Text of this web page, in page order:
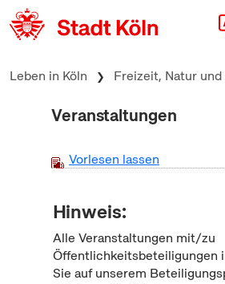
zum Inhalt springen
Leben in Köln Freizeit, Natur
Veranstaltungen
Vorlesen lassen
Hinweis:
Alle Veranstaltungen mit/zu
Öffentlichkeitsbeteiligungen
Sie auf unserem